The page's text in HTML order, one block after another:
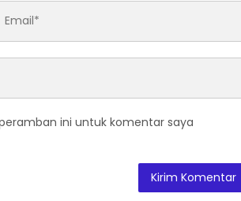
ini untuk komentar saya